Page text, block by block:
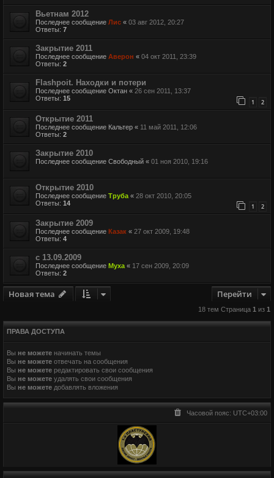
Вьетнам 2012
Последнее сообщение Лис « 03 авг 2012, 20:27
Ответы: 7
Закрытие 2011
Последнее сообщение Аверон « 04 окт 2011, 23:39
Ответы: 2
Flashpoit. Находки и потери
Последнее сообщение Октан « 26 сен 2011, 13:37
Ответы: 15 1 2
Открытие 2011
Последнее сообщение Кальтер « 11 май 2011, 12:06
Ответы: 2
Закрытие 2010
Последнее сообщение Свободный « 01 ноя 2010, 19:16
Открытие 2010
Последнее сообщение Труба « 28 окт 2010, 20:05
Ответы: 14 1 2
Закрытие 2009
Последнее сообщение Казак « 27 окт 2009, 19:48
Ответы: 4
с 13.09.2009
Последнее сообщение Муха« 17 сен 2009, 20:09
Ответы: 2
Новая тема Перейти
18 тем Страница 1 из 1
ПРАВА ДОСТУПА
Вы не можете начинать темы
Вы не можете отвечать на сообщения
Вы не можете редактировать свои сообщения
Вы не можете удалять свои сообщения
Вы не можете добавлять вложения
Часовой пояс: UTC+03:00